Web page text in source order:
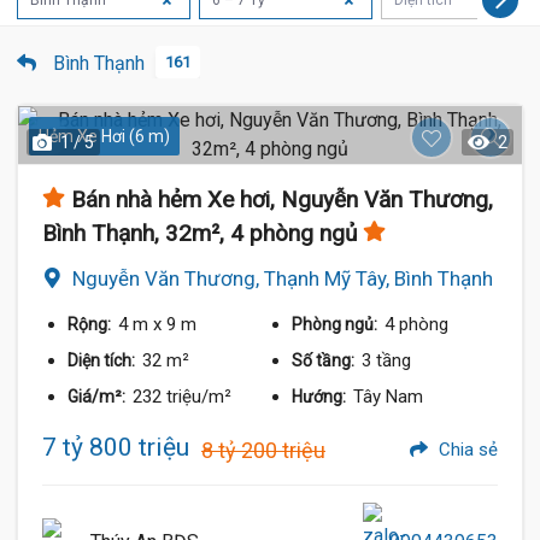
Bình Thạnh 161
Hẻm Xe Hơi (6 m)
1 / 5 2
Bán nhà hẻm Xe hơi, Nguyễn Văn Thương,
Bình Thạnh, 32m², 4 phòng ngủ
Nguyễn Văn Thương, Thạnh Mỹ Tây, Bình Thạnh
Rộng: 4 m x 9 m Phòng ngủ: 4 phòng
Diện tích: 32 m² Số tầng: 3 tầng
Giá/m²: 232 triệu/m² Hướng: Tây Nam
7 tỷ 800 triệu 8 tỷ 200 triệu Chia sẻ